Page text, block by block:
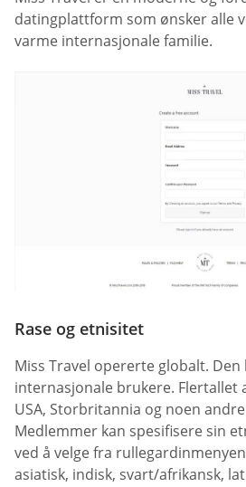
datingplattform som ønsker alle
varme internasjonale familie.
Rase og etnisitet
Miss Travel opererte globalt.
internasjonale brukere. Flertallet
USA, Storbritannia og noen
Medlemmer kan spesifisere sin
ved å velge fra
asiatisk, indisk, svart/afrikansk,